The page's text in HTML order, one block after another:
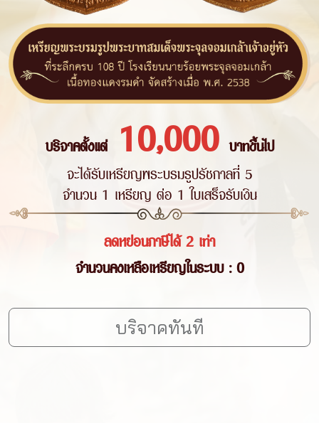
บริจาคตั้งแต่ 10,000 บาทขึ้นไป
จะได้รับเหรียญพระบรมรูปรัชกาลที่ 5
จำนวน 1 เหรียญ ต่อ 1 ใบเสร็จรับเงิน
ลดหย่อนภาษีได้ 2 เท่า
จำนวนคงเหลือเหรียญในระบบ : 0
บริจาคทันที